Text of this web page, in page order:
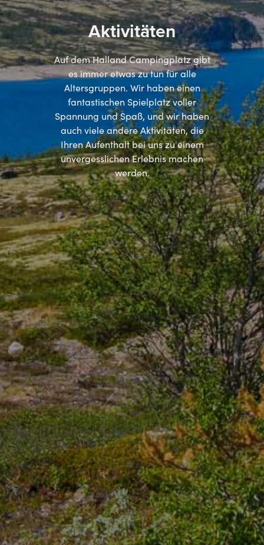
Aktivitäten
Auf dem Halland Campingplatz gibt
es immer etwas zu tun für alle
Altersgruppen. Wir haben einen
fantastischen Spielplatz voller
Spannung und Spaß, und wir haben
auch viele andere Aktivitäten, die
Ihren Aufenthalt bei uns zu einem
unvergesslichen Erlebnis machen
werden.